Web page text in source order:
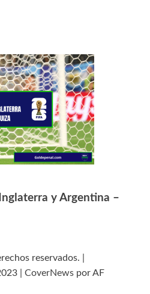
y Argentina –
reservados. |
CoverNewspor AF